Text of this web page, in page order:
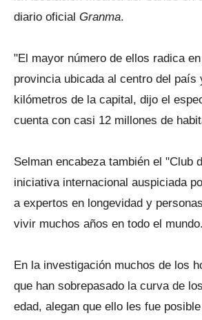
diario oficial Granma.
"El mayor número de ellos radica
provincia ubicada al centro del país
kilómetros de la capital, dijo el
cuenta con casi 12 millones de
Selman encabeza también el "Club
iniciativa internacional auspiciada
a expertos en longevidad y
vivir muchos años en todo el mundo.
En la investigación muchos de los
que han sobrepasado la curva de
edad, alegan que ello les fue